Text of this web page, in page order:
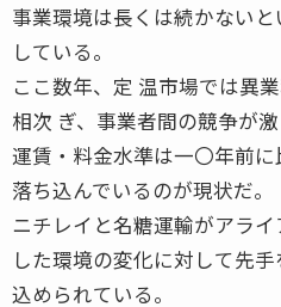
事業環境は長くは続かない
している。
ここ数年、定 温市場では異
相次 ぎ、事業者間の競争が
運賃・料金水準は一〇年前
落ち込んでいるのが現状だ。
ニチレイと名糖運輸がアラ
した環境の変化に対して先
込められている。